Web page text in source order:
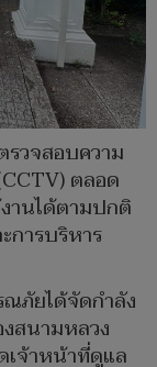
วจสอบความ
ตลอด
านได้ตามปกติ
ารบริหาร
ภัยได้จัดกำลัง
สนามหลวง
จ้าหน้าที่ดูแล